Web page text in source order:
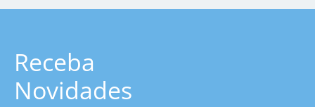
Receba
Novidades